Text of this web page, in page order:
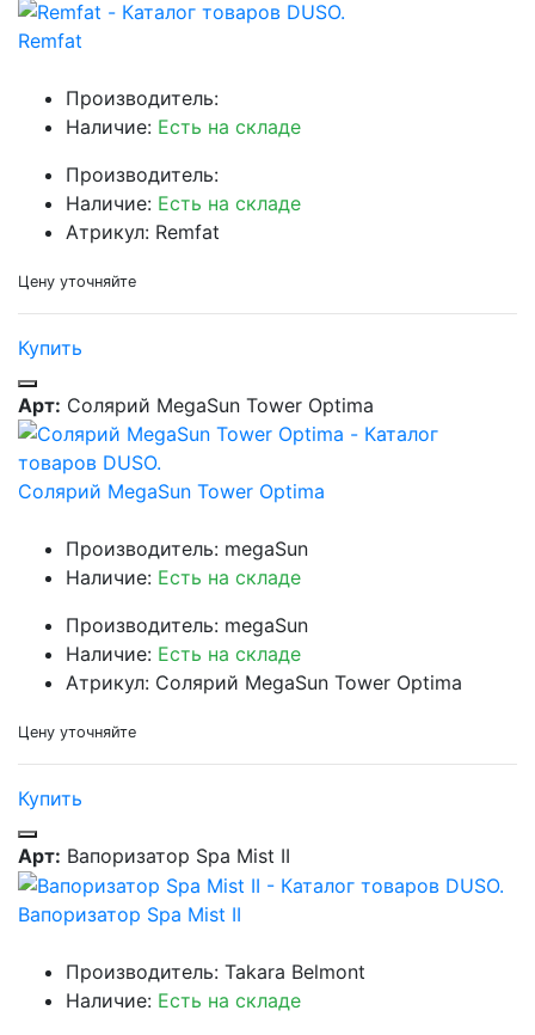
Remfat
Производитель:
Наличие: Есть на складе
Производитель:
Наличие: Есть на складе
Атрикул: Remfat
Цену уточняйте
Купить
Арт: Солярий MegaSun Tower Optima
Солярий MegaSun Tower Optima
Производитель: megaSun
Наличие: Есть на складе
Производитель: megaSun
Наличие: Есть на складе
Атрикул: Солярий MegaSun Tower Optima
Цену уточняйте
Купить
Арт: Вапоризатор Spa Mist II
Вапоризатор Spa Mist II
Производитель: Takara Belmont
Наличие: Есть на складе